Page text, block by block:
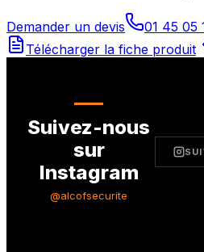
Demander un devis
01 45 05
Télécharger la fiche produit
Suivez-nous
sur
Instagram
@alcofsecurite